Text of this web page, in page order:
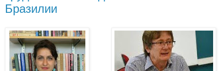
Бразилии